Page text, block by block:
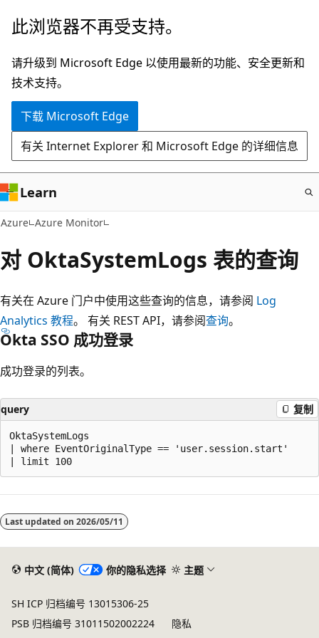
跳
主
要
内
此浏览器不再受支持。
请升级到 Microsoft Edge 以使用最新的功能、安全更新和
技术支持。
下载 Microsoft Edge
有关 Internet Explorer 和 Microsoft Edge 的详细信息
Learn
Azure Azure Monitor
对 OktaSystemLogs 表的查询
有关在 Azure 门户中使用这些查询的信息，请参阅 Log
Analytics 教程。 有关 REST API，请参阅查询。
Okta SSO 成功登录
成功登录的列表。
query 复制
OktaSystemLogs
| where EventOriginalType == 'user.session.start'
模
式
Last updated on 2026/05/11
中文 (简体) 你的隐私选择 主题
SH ICP 归档编号 13015306-25
PSB 归档编号 31011502002224
隐私